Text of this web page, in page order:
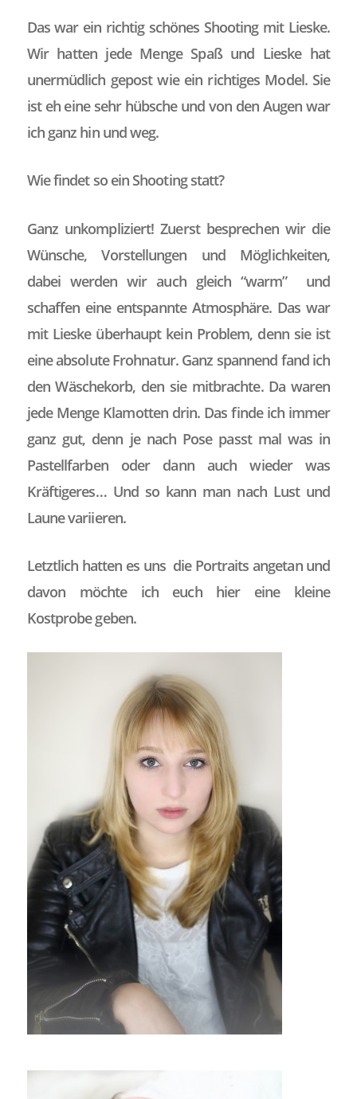
Das war ein richtig schönes Shooting mit Lieske.
Wir hatten jede Menge Spaß und Lieske hat
unermüdlich gepost wie ein richtiges Model. Sie
ist eh eine sehr hübsche und von den Augen war
ich ganz hin und weg.
Wie findet so ein Shooting statt?
Ganz unkompliziert! Zuerst besprechen wir die
Wünsche, Vorstellungen und Möglichkeiten,
dabei werden wir auch gleich “warm” und
schaffen eine entspannte Atmosphäre. Das war
mit Lieske überhaupt kein Problem, denn sie ist
eine absolute Frohnatur. Ganz spannend fand ich
den Wäschekorb, den sie mitbrachte. Da waren
jede Menge Klamotten drin. Das finde ich immer
ganz gut, denn je nach Pose passt mal was in
Pastellfarben oder dann auch wieder was
Kräftigeres… Und so kann man nach Lust und
Laune variieren.
Letztlich hatten es uns die Portraits angetan und
davon möchte ich euch hier eine kleine
Kostprobe geben.